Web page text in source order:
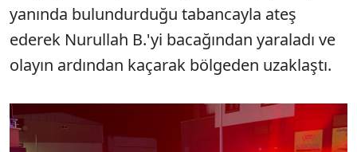
yanında bulundurduğu tabancayla ateş
ederek Nurullah B.'yi bacağından yaraladı ve
olayın ardından kaçarak bölgeden uzaklaştı.